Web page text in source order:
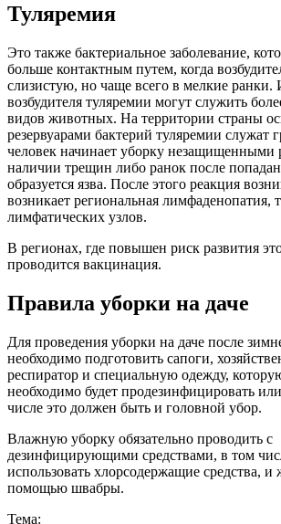
Туляремия
Это также бактериальное заболевание,
больше контактным путем, когда
слизистую, но чаще всего в мелкие ранки.
возбудителя туляремии могут служить
видов животных. На территории страны
резервуарами бактерий туляремии служат
человек начинает уборку незащищенными
наличии трещин либо ранок после
образуется язва. После этого реакция
возникает региональная лимфаденопатия,
лимфатических узлов.
В регионах, где повышен риск развития
проводится вакцинация.
Правила уборки на даче
Для проведения уборки на даче после
необходимо подготовить сапоги,
респиратор и специальную одежду,
необходимо будет продезинфицировать
числе это должен быть и головной убор.
Влажную уборку обязательно проводить с
дезинфицирующими средствами, в том
использовать хлорсодержащие средства, и
помощью швабры.
Тема: